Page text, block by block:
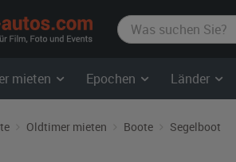
film-
autos.com
mieten Epochen Länder
Oldtimer mieten Boote Segelboot